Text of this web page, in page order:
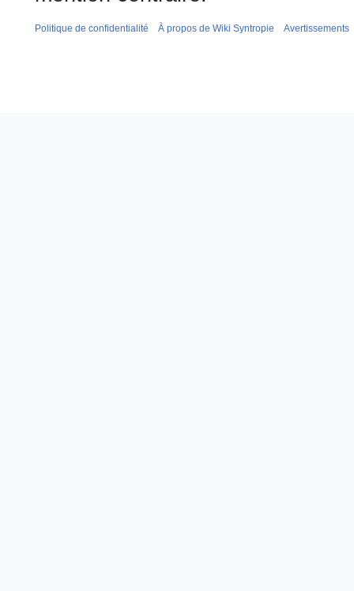
Politique de confidentialité À propos de Wiki Syntropie Avertissements